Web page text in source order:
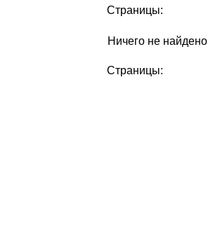
Страницы:
Ничего не найдено
Страницы: